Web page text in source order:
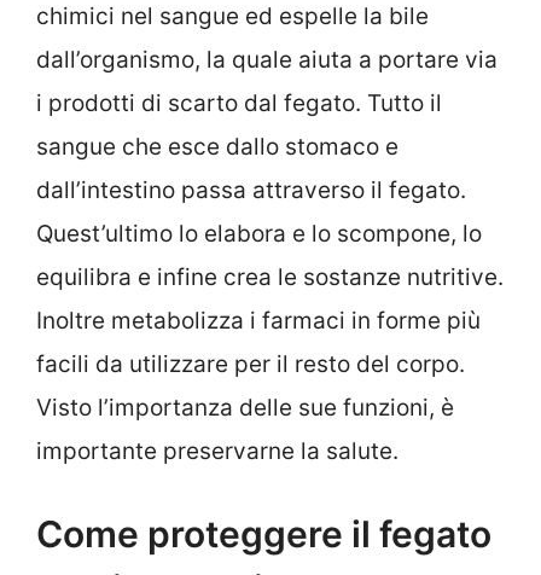
chimici nel sangue ed espelle la bile
dall’organismo, la quale aiuta a portare via
i prodotti di scarto dal fegato. Tutto il
sangue che esce dallo stomaco e
dall’intestino passa attraverso il fegato.
Quest’ultimo lo elabora e lo scompone, lo
equilibra e infine crea le sostanze nutritive.
Inoltre metabolizza i farmaci in forme più
facili da utilizzare per il resto del corpo.
Visto l’importanza delle sue funzioni, è
importante preservarne la salute.
Come proteggere il fegato